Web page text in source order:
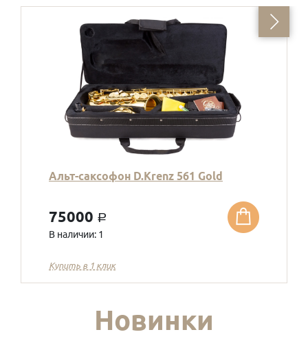
Альт-саксофон D.Krenz 561 Gold
75000 a
В наличии: 1
Купить в 1 клик
Новинки